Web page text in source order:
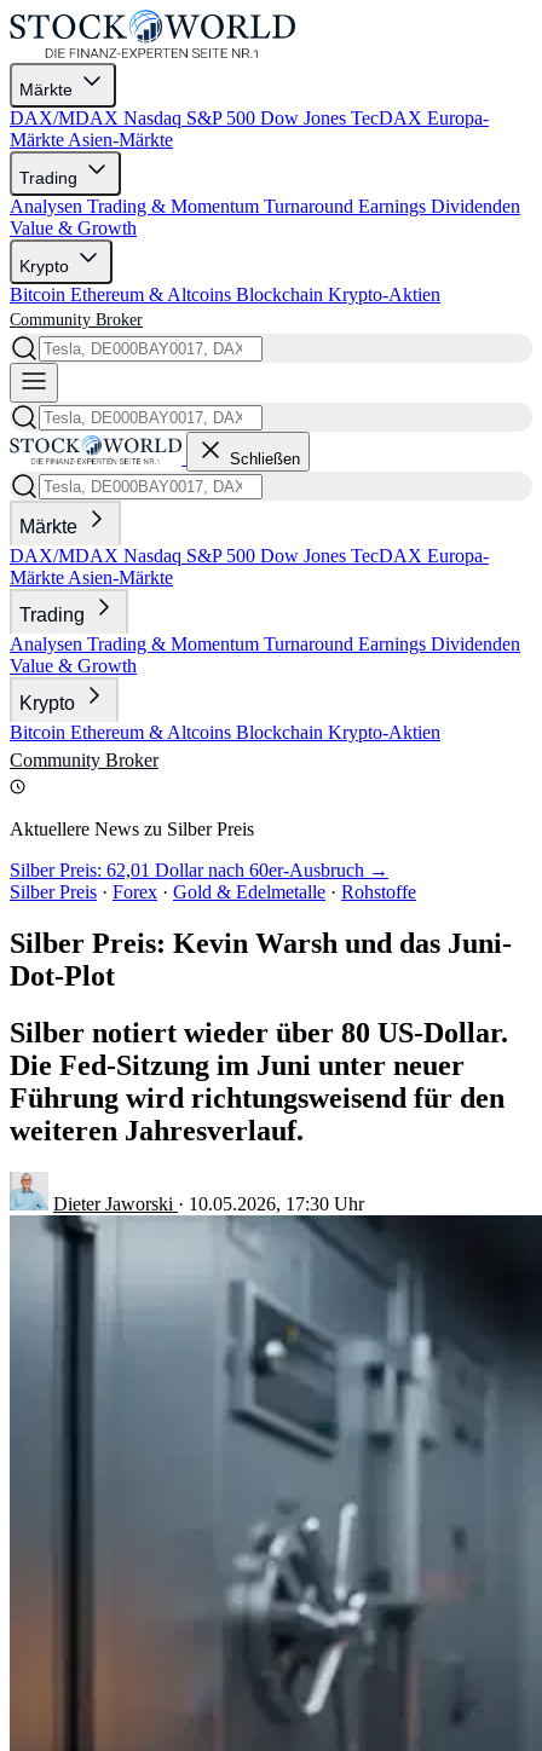
Märkte
DAX/MDAX Nasdaq S&P 500 Dow Jones TecDAX Europa-
Märkte Asien-Märkte
Trading
Analysen Trading & Momentum Turnaround Earnings Dividenden
Value & Growth
Krypto
Bitcoin Ethereum & Altcoins Blockchain Krypto-Aktien
Community Broker
Schließen
Märkte
DAX/MDAX Nasdaq S&P 500 Dow Jones TecDAX Europa-
Märkte Asien-Märkte
Trading
Analysen Trading & Momentum Turnaround Earnings Dividenden
Value & Growth
Krypto
Bitcoin Ethereum & Altcoins Blockchain Krypto-Aktien
Community Broker
Aktuellere News zu Silber Preis
Silber Preis: 62,01 Dollar nach 60er-Ausbruch →
Silber Preis · Forex · Gold & Edelmetalle · Rohstoffe
Silber Preis: Kevin Warsh und das Juni-
Dot-Plot
Silber notiert wieder über 80 US-Dollar.
Die Fed-Sitzung im Juni unter neuer
Führung wird richtungsweisend für den
weiteren Jahresverlauf.
Dieter Jaworski · 10.05.2026, 17:30 Uhr